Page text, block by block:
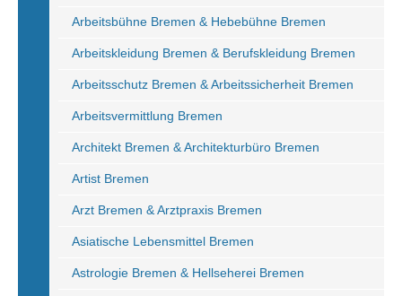
Arbeitsbühne Bremen & Hebebühne Bremen
Arbeitskleidung Bremen & Berufskleidung Bremen
Arbeitsschutz Bremen & Arbeitssicherheit Bremen
Arbeitsvermittlung Bremen
Architekt Bremen & Architekturbüro Bremen
Artist Bremen
Arzt Bremen & Arztpraxis Bremen
Asiatische Lebensmittel Bremen
Astrologie Bremen & Hellseherei Bremen